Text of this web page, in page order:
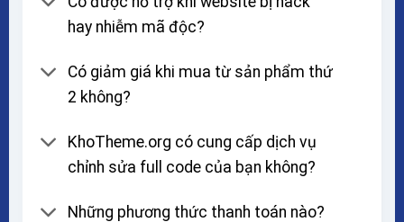
hay nhiễm mã độc?
Có giảm giá khi mua từ sản phẩm thứ
2 không?
KhoTheme.org có cung cấp dịch vụ
chỉnh sửa full code của bạn không?
Những phương thức thanh toán nào?